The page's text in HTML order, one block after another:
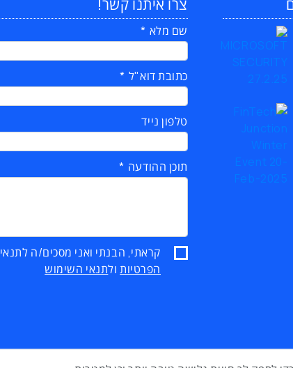
שם מלא
כתובת דוא"ל
טלפון נייד
תוכן ההודעה
קראתי, הבנתי ואני מסכים/ה לתנאי
הפרטיותולתנאי השימוש